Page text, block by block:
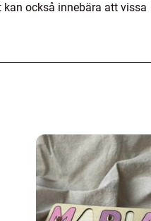
också innebära att vissa